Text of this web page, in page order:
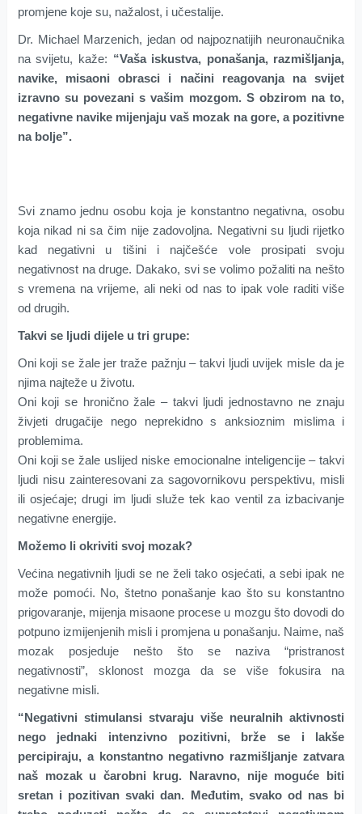
promjene koje su, nažalost, i učestalije.
Dr. Michael Marzenich, jedan od najpoznatijih neuronaučnika
na svijetu, kaže: “Vaša iskustva, ponašanja, razmišljanja,
navike, misaoni obrasci i načini reagovanja na svijet
izravno su povezani s vašim mozgom. S obzirom na to,
negativne navike mijenjaju vaš mozak na gore, a pozitivne
na bolje”.
Svi znamo jednu osobu koja je konstantno negativna, osobu
koja nikad ni sa čim nije zadovoljna. Negativni su ljudi rijetko
kad negativni u tišini i najčešće vole prosipati svoju
negativnost na druge. Dakako, svi se volimo požaliti na nešto
s vremena na vrijeme, ali neki od nas to ipak vole raditi više
od drugih.
Takvi se ljudi dijele u tri grupe:
Oni koji se žale jer traže pažnju – takvi ljudi uvijek misle da je
njima najteže u životu.
Oni koji se hronično žale – takvi ljudi jednostavno ne znaju
živjeti drugačije nego neprekidno s anksioznim mislima i
problemima.
Oni koji se žale uslijed niske emocionalne inteligencije – takvi
ljudi nisu zainteresovani za sagovornikovu perspektivu, misli
ili osjećaje; drugi im ljudi služe tek kao ventil za izbacivanje
negativne energije.
Možemo li okriviti svoj mozak?
Većina negativnih ljudi se ne želi tako osjećati, a sebi ipak ne
može pomoći. No, štetno ponašanje kao što su konstantno
prigovaranje, mijenja misaone procese u mozgu što dovodi do
potpuno izmijenjenih misli i promjena u ponašanju. Naime, naš
mozak posjeduje nešto što se naziva “pristranost
negativnosti”, sklonost mozga da se više fokusira na
negativne misli.
“Negativni stimulansi stvaraju više neuralnih aktivnosti
nego jednaki intenzivno pozitivni, brže se i lakše
percipiraju, a konstantno negativno razmišljanje zatvara
naš mozak u čarobni krug. Naravno, nije moguće biti
sretan i pozitivan svaki dan. Međutim, svako od nas bi